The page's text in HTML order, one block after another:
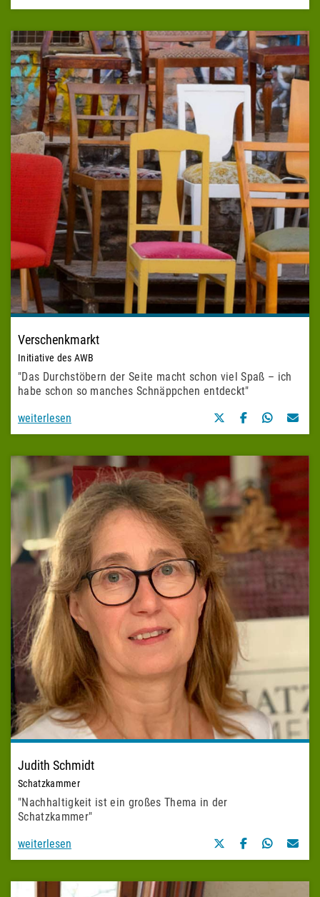
Verschenkmarkt
Initiative des AWB
"Das Durchstöbern der Seite macht schon viel Spaß – ich
habe schon so manches Schnäppchen entdeckt"
weiterlesen
Judith Schmidt
Schatzkammer
"Nachhaltigkeit ist ein großes Thema in der
Schatzkammer"
weiterlesen